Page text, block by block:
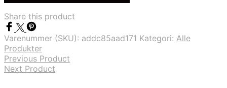
kr. 100.999,00.
Share this product
Varenummer (SKU): addc85aad171 Kategori: Alle
Produkter
Previous Product
Next Product